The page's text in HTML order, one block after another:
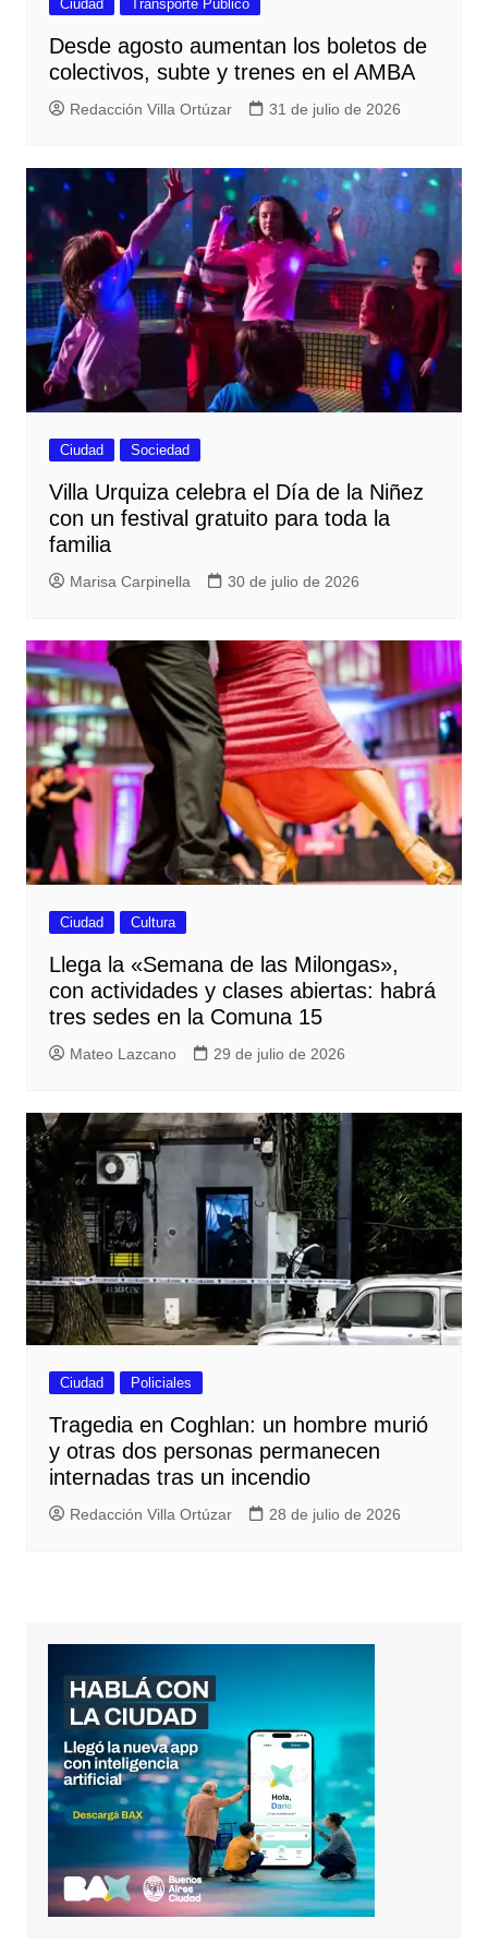
Ciudad Transporte Público
Desde agosto aumentan los boletos de
colectivos, subte y trenes en el AMBA
Redacción Villa Ortúzar 31 de julio de 2026
Ciudad Sociedad
Villa Urquiza celebra el Día de la Niñez
con un festival gratuito para toda la
familia
Marisa Carpinella 30 de julio de 2026
Ciudad Cultura
Llega la «Semana de las Milongas»,
con actividades y clases abiertas: habrá
tres sedes en la Comuna 15
Mateo Lazcano 29 de julio de 2026
Ciudad Policiales
Tragedia en Coghlan: un hombre murió
y otras dos personas permanecen
internadas tras un incendio
Redacción Villa Ortúzar 28 de julio de 2026